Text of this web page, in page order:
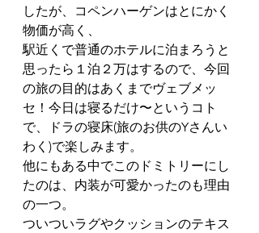
したが、コペンハーゲンはとにかく
物価が高く、
駅近くで普通のホテルに泊まろうと
思ったら１泊２万はするので、今回
の旅の目的はあくまでヴェブメッ
セ！今日は寝るだけ〜というコト
で、ドラの寝床(旅のお供のYさんい
わく)で楽しみます。
他にもある中でこのドミトリーにし
たのは、内装が可愛かったのも理由
の一つ。
ついついラグやクッションのテキス